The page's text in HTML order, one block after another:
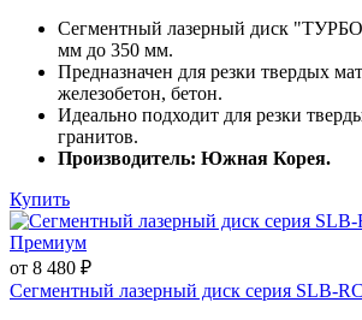
Сегментный лазерный диск
мм до 350 мм.
Предназначен для резки твердых
железобетон, бетон.
Идеально подходит для резки
гранитов.
Производитель: Южная Корея.
Купить
от 8 480 ₽
Сегментный лазерный диск серия SLB-